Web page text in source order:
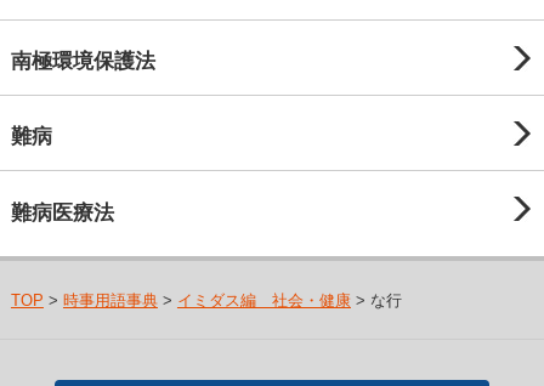
南極環境保護法
難病
難病医療法
TOP > 時事用語事典> イミダス編 社会・健康> な行